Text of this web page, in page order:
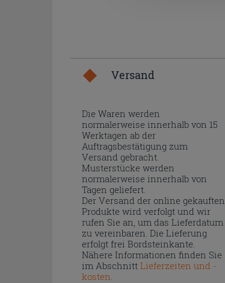
Versand
Die Waren werden
normalerweise innerhalb von 15
Werktagen ab der
Auftragsbestätigung zum
Versand gebracht.
Musterstücke werden
normalerweise innerhalb von
Tagen geliefert.
Der Versand der online gekauften
Produkte wird verfolgt und wir
rufen Sie an, um das Lieferdatum
zu vereinbaren. Die Lieferung
erfolgt frei Bordsteinkante.
Nähere Informationen finden Sie
im Abschnitt Lieferzeiten und -
kosten.